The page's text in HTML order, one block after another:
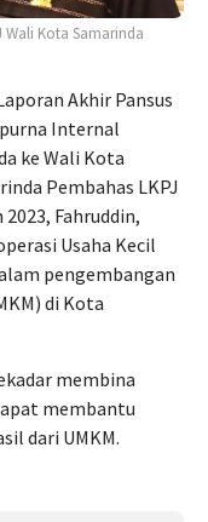
Wali Kota Samarinda
Akhir Pansus
Internal
ke Wali Kota
Pembahas LKPJ
Fahruddin,
Usaha Kecil
pengembangan
di Kota
membina
membantu
dari UMKM.